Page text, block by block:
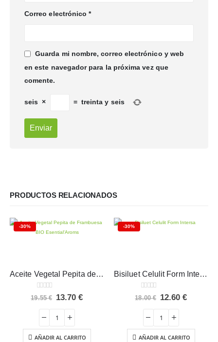
Correo electrónico*
Guarda mi nombre, correo electrónico y web
en este navegador para la próxima vez que
comente.
seis × = treinta y seis
PRODUCTOS RELACIONADOS
-30%
Aceite Vegetal Pepita de Frambuesa BIO Esential’Aroms 100 ml
0 out of 5
19.55€ El
original
era:
19.55 €.
13.70€El
13.70 €.
AÑADIR AL CARRITO
-30%
Bisiluet Celulit Form Intersa 100 ml
0 out of 5
18.00€ El
original
era:
18.00 €.
12.60€El
12.60 €.
AÑADIR AL CARRITO